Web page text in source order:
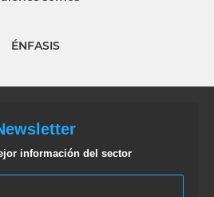
ÉNFASIS
información del sector